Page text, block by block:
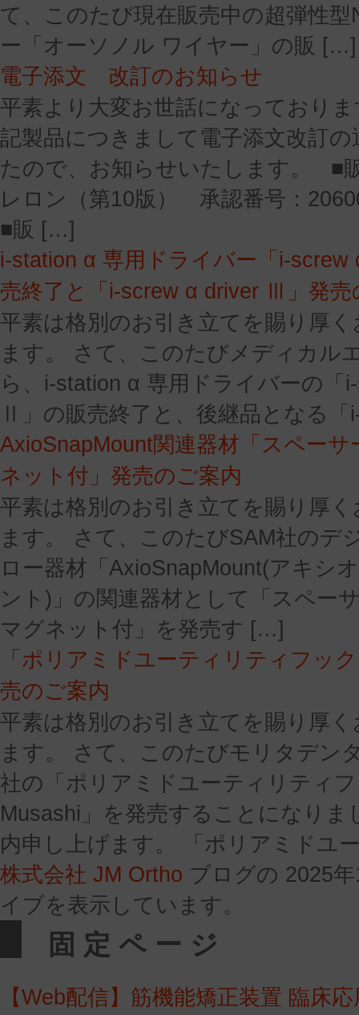
て、このたび現在販売中の超弾性
ー「オーソノル ワイヤー」の販 […]
電子添文 改訂のお知らせ
平素より大変お世話になっており
記製品につきまして電子添文改訂
たので、お知らせいたします。 ■
レロン（第10版） 承認番号：
■販 […]
i-station α 専用ドライバー「i-
売終了と「i-screw α driver Ⅲ」発売
平素は格別のお引き立てを賜り厚
ます。 さて、このたびメディカル
ら、i-station α 専用ドライバーの「
Ⅱ」の販売終了と、後継品となる
AxioSnapMount関連器材「スペー
ネット付」発売のご案内
平素は格別のお引き立てを賜り厚
ます。 さて、このたびSAM社のデ
ロー器材「AxioSnapMount(アキシ
ント)」の関連器材として「スペ
マグネット付」を発売す […]
「ポリアミドユーティリティフッ
売のご案内
平素は格別のお引き立てを賜り厚
ます。 さて、このたびモリタデン
社の「ポリアミドユーティリティ
Musashi」を発売することになりま
内申し上げます。 「ポリアミドユ
株式会社 JM Ortho ブログの 2025
イブを表示しています。
固定ページ
【Web配信】筋機能矯正装置 臨床